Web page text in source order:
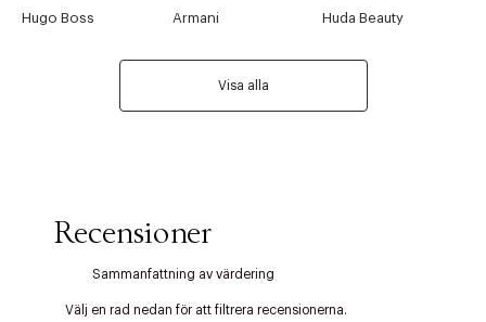
Hugo Boss
Armani Huda Beauty
Visa alla